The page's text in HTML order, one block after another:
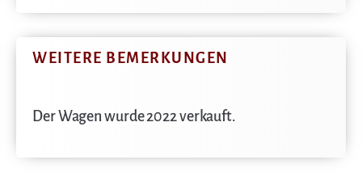
WEITERE BEMERKUNGEN
Der Wagen wurde 2022 verkauft.